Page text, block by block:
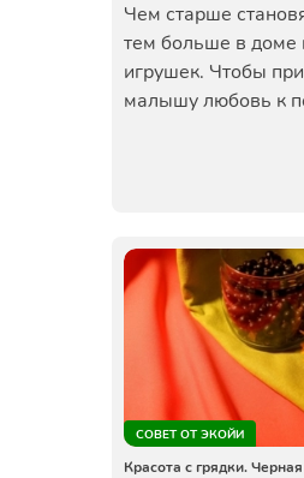
Чем старше
тем больше в доме
игрушек. Чтобы
малышу любовь к
СОВЕТ ОТ ЭКОЙИ
Красота с грядки.